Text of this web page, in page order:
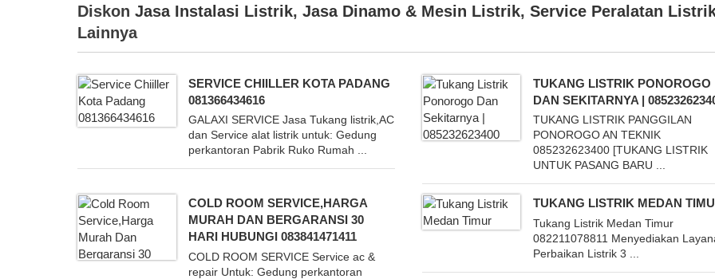
Diskon Jasa Instalasi Listrik, Jasa Dinamo & Mesin Listrik, Service Peralatan
Lainnya
SERVICE CHIILLER KOTA PADANG
081366434616
GALAXI SERVICE Jasa Tukang listrik,AC
dan Service alat listrik untuk: Gedung
perkantoran Pabrik Ruko Rumah ...
TUKANG LISTRIK PONOROGO
DAN SEKITARNYA |
TUKANG LISTRIK PANGGILAN
PONOROGO AN TEKNIK
085232623400 [TUKANG LISTRIK
UNTUK PASANG BARU ...
COLD ROOM SERVICE,HARGA
MURAH DAN BERGARANSI 30
HARI HUBUNGI 083841471411
COLD ROOM SERVICE Service ac &
repair Untuk: Gedung perkantoran
TUKANG LISTRIK MEDAN
Tukang Listrik Medan Timur
082211078811 Menyediakan
Perbaikan Listrik 3 ...